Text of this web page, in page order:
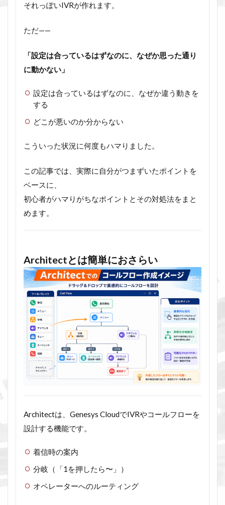
それっぽいIVRが作れます。
ただ——
「設定は合っているはずなのに、なぜか思った通り
に動かない」
設定は合っているはずなのに、なぜか違う動きを
する
どこが悪いのか分からない
こういった状況に何度もハマりました。
この記事では、実際に自分がつまずいたポイントを
ベースに、
初心者がハマりがちなポイントとその対処法をまと
めます。
Architectとは簡単におさらい
Architectは、Genesys CloudでIVRやコールフローを
設計する機能です。
着信時の案内
分岐（「1を押したら〜」）
オペレーターへのルーティング